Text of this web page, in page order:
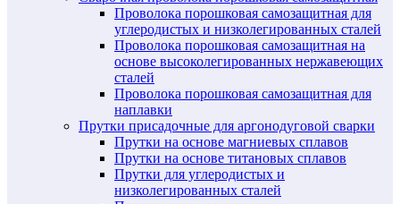
Проволока порошковая самозащитная для
углеродистых и низколегированных сталей
Проволока порошковая самозащитная на
основе высоколегированных нержавеющих
сталей
Проволока порошковая самозащитная для
наплавки
Прутки присадочные для аргонодуговой сварки
Прутки на основе магниевых сплавов
Прутки на основе титановых сплавов
Прутки для углеродистых и
низколегированных сталей